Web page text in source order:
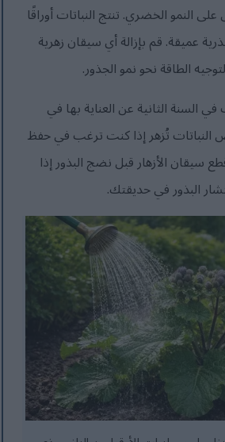
على النمو الخضري. تنتج النباتات أوراقًا
عميقة. قم بإزالة أي سيقان زهرية
الطاقة نحو نمو الجذور.
في السنة الثانية عن العناية بها في
النباتات تُزهر إذا كنت ترغب في حفظ
سيقان الأزهار قبل نضج البذور إذا
البذور في حديقتك.